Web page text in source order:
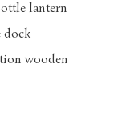
lantern
dock
wooden